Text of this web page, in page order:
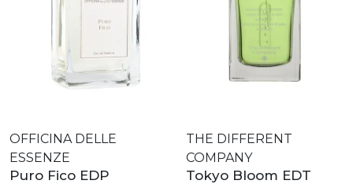
OFFICINA DELLE
ESSENZE
Puro Fico EDP
THE DIFFERENT
COMPANY
Tokyo Bloom EDT